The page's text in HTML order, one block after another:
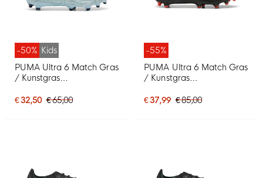
-50% Kids
PUMA Ultra 6 Match Gras
/ Kunstgras
Kids Lichtblauw Blauw Wit
€ 32,50 € 65,00
-55%
PUMA Ultra 6 Match Gras
/ Kunstgras
Zwart Rood
€ 37,99 € 85,00